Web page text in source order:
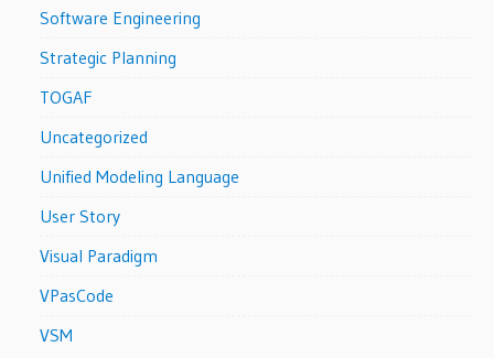
Software Engineering
Strategic Planning
TOGAF
Uncategorized
Unified Modeling Language
User Story
Visual Paradigm
VPasCode
VSM